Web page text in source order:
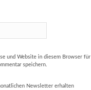
und Website in diesem Browser für
speichern.
Newsletter erhalten